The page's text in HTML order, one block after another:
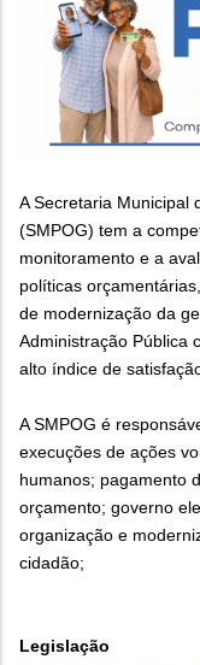
A Secretaria Municipal
(SMPOG) tem a
monitoramento e a
políticas
de modernização da
Administração Pública
alto índice de
A SMPOG é
execuções de ações
humanos; pagamento
orçamento; governo
organização e
cidadão;
Legislação